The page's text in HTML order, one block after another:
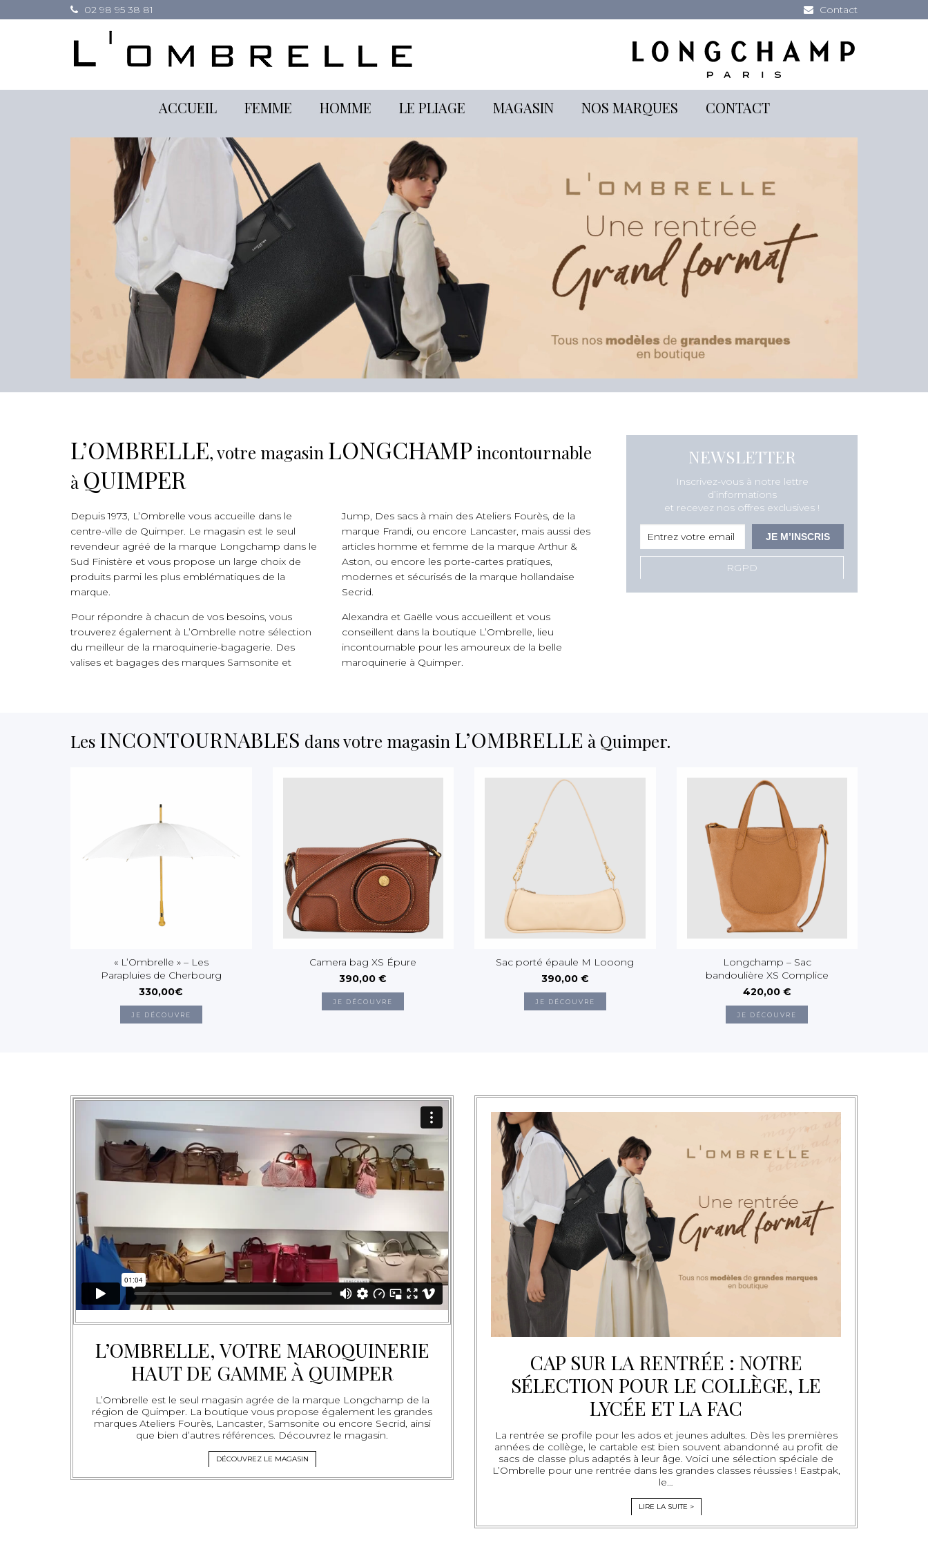
02 98 95 38 81 Contact
ACCUEIL FEMME HOMME LE PLIAGE MAGASIN NOS MARQUES CONTACT
L’OMBRELLE, votre magasin LONGCHAMP incontournable
à QUIMPER
Depuis 1973, L’Ombrelle vous accueille dans le
centre-ville de Quimper. Le magasin est le seul
revendeur agréé de la marque Longchamp dans le
Sud Finistère et vous propose un large choix de
produits parmi les plus emblématiques de la
marque.
Pour répondre à chacun de vos besoins, vous
trouverez également à L’Ombrelle notre sélection
du meilleur de la maroquinerie-bagagerie. Des
valises et bagages des marques Samsonite et
Jump, Des sacs à main des Ateliers Fourès, de la
marque Frandi, ou encore Lancaster, mais aussi des
articles homme et femme de la marque Arthur &
Aston, ou encore les porte-cartes pratiques,
modernes et sécurisés de la marque hollandaise
Secrid.
Alexandra et Gaëlle vous accueillent et vous
conseillent dans la boutique L’Ombrelle, lieu
incontournable pour les amoureux de la belle
maroquinerie à Quimper.
NEWSLETTER
Inscrivez-vous à notre lettre
d’informations
et recevez nos offres exclusives !
RGPD
Les INCONTOURNABLES dans votre magasin L’OMBRELLE à Quimper.
« L’Ombrelle » – Les
Parapluies de Cherbourg
330,00€
JE DÉCOUVRE
Camera bag XS Épure
390,00 €
JE DÉCOUVRE
Sac porté épaule M Looong
390,00 €
JE DÉCOUVRE
Longchamp – Sac
bandoulière XS Complice
420,00 €
JE DÉCOUVRE
L’OMBRELLE, VOTRE MAROQUINERIE
HAUT DE GAMME À QUIMPER
L’Ombrelle est le seul magasin agrée de la marque Longchamp de la
région de Quimper. La boutique vous propose également les grandes
marques Ateliers Fourès, Lancaster, Samsonite ou encore Secrid, ainsi
que bien d’autres références. Découvrez le magasin.
DÉCOUVREZ LE MAGASIN
CAP SUR LA RENTRÉE : NOTRE
SÉLECTION POUR LE COLLÈGE, LE
LYCÉE ET LA FAC
La rentrée se profile pour les ados et jeunes adultes. Dès les premières
années de collège, le cartable est bien souvent abandonné au profit de
sacs de classe plus adaptés à leur âge. Voici une sélection spéciale de
L’Ombrelle pour une rentrée dans les grandes classes réussies ! Eastpak,
le…
LIRE LA SUITE >